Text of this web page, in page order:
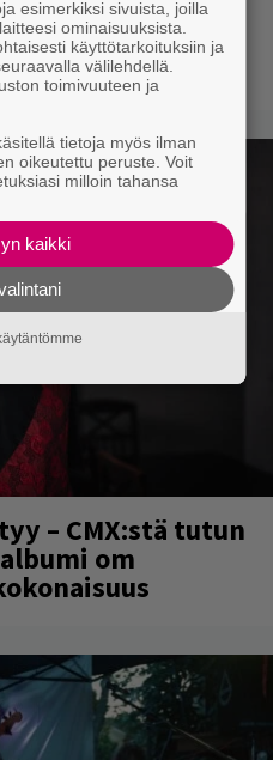
juhlii
taivaltaan –
loistoesiintyjät
– CMX:stä tutun
om
esimerkiksi sivuista, joilla
ominaisuuksista.
käyttötarkoituksiin ja
välilehdellä.
toimivuuteen ja
tietoja myös ilman
oikeutettu peruste. Voit
milloin tahansa
kaikki